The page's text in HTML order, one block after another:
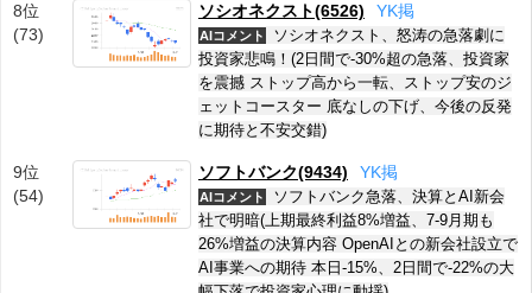
8位
(73)
ソシオネクスト(6526) YK掲
AIコメント
ソシオネクスト、怒涛の急落劇に
投資家悲鳴！(2日間で-30%超の急落、投資家
を震撼 ストップ高から一転、ストップ安のジ
ェットコースター 底なしの下げ、今後の反発
に期待と不安交錯)
9位
(54)
ソフトバンク(9434) YK掲
AIコメント
ソフトバンク急落、決算とAI新会
社で明暗(上期最終利益8%増益、7-9月期も
26%増益の決算内容 OpenAIとの新会社設立で
AI事業への期待 本日-15%、2日間で-22%の大